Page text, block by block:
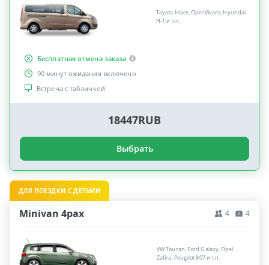
Toyota Hiace, Opel Vivaro, Hyundai
H-1 и т.п.
Бесплатная отмена заказа
90 минут ожидания включено
Встреча с табличкой
18447RUB
Выбрать
ДЛЯ ПОЕЗДКИ С ДЕТЬМИ
Minivan 4pax 4 4
VW Touran, Ford Galaxy, Opel
Zafira, Peugeot 807 и т.п.